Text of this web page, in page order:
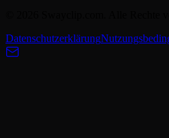
Datenschutzerklärung